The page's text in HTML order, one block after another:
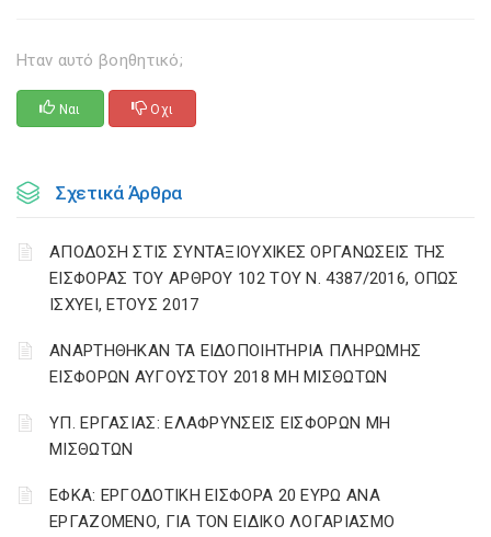
Ηταν αυτό βοηθητικό;
Ναι Οχι
Σχετικά Άρθρα
ΑΠΟΔΟΣΗ ΣΤΙΣ ΣΥΝΤΑΞΙΟΥΧΙΚΕΣ ΟΡΓΑΝΩΣΕΙΣ ΤΗΣ
ΕΙΣΦΟΡΑΣ ΤΟΥ ΑΡΘΡΟΥ 102 ΤΟΥ Ν. 4387/2016, ΟΠΩΣ
ΙΣΧΥΕΙ, ΕΤΟΥΣ 2017
ΑΝΑΡΤΗΘΗΚΑΝ ΤΑ ΕΙΔΟΠΟΙΗΤΗΡΙΑ ΠΛΗΡΩΜΗΣ
ΕΙΣΦΟΡΩΝ ΑΥΓΟΥΣΤΟΥ 2018 ΜΗ ΜΙΣΘΩΤΩΝ
ΥΠ. ΕΡΓΑΣΙΑΣ: ΕΛΑΦΡΥΝΣΕΙΣ ΕΙΣΦΟΡΩΝ ΜΗ
ΜΙΣΘΩΤΩΝ
ΕΦΚΑ: ΕΡΓΟΔΟΤΙΚΗ ΕΙΣΦΟΡΑ 20 ΕΥΡΩ ΑΝΑ
ΕΡΓΑΖΟΜΕΝΟ, ΓΙΑ ΤΟΝ ΕΙΔΙΚΟ ΛΟΓΑΡΙΑΣΜΟ